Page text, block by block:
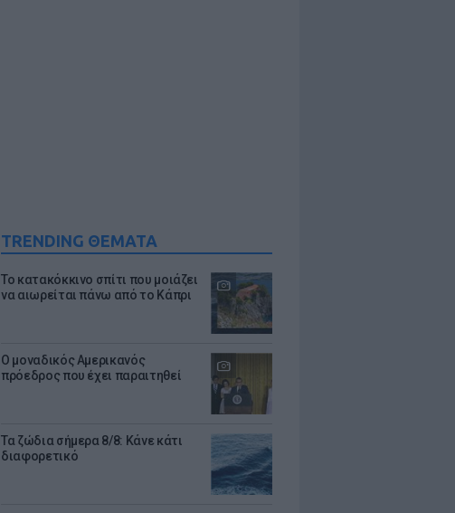
TRENDING ΘΕΜΑΤΑ
Το κατακόκκινο σπίτι που μοιάζει
να αιωρείται πάνω από το Κάπρι
Ο μοναδικός Αμερικανός
πρόεδρος που έχει παραιτηθεί
Τα ζώδια σήμερα 8/8: Κάνε κάτι
διαφορετικό